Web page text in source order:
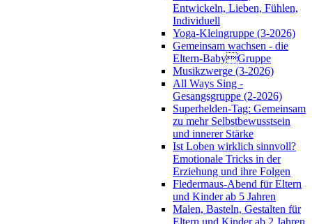
Entwickeln, Lieben, Fühlen,
Individuell
Yoga-Kleingruppe (3-2026)
Gemeinsam wachsen - die
Eltern-BabyGruppe
Musikzwerge (3-2026)
All Ways Sing -
Gesangsgruppe (2-2026)
Superhelden-Tag: Gemeinsam
zu mehr Selbstbewusstsein
und innerer Stärke
Ist Loben wirklich sinnvoll?
Emotionale Tricks in der
Erziehung und ihre Folgen
Fledermaus-Abend für Eltern
und Kinder ab 5 Jahren
Malen, Basteln, Gestalten für
Eltern und Kinder ab 2 Jahren